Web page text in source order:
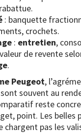
: banquette
crochets.
: entretien,
de revente
.
Peugeot,
souvent au
reste
point. Les belles
chargent pas les